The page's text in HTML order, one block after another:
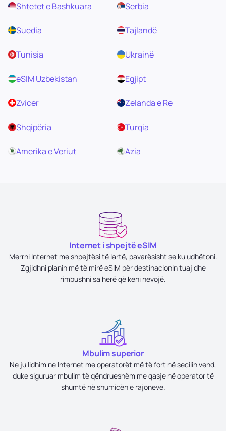
Shtetet e Bashkuara Serbia
Suedia Tajlandë
Tunisia Ukrainë
eSIM Uzbekistan Egjipt
Zvicer Zelanda e Re
Shqipëria Turqia
Amerika e Veriut Azia
Internet i shpejtë eSIM
Merrni Internet me shpejtësi të lartë, pavarësisht se ku udhëtoni.
Zgjidhni planin më të mirë eSIM për destinacionin tuaj dhe
rimbushni sa herë që keni nevojë.
Mbulim superior
Ne ju lidhim ne Internet me operatorët më të fort në secilin vend,
duke siguruar mbulim të qëndrueshëm me qasje në operator të
shumtë në shumicën e rajoneve.